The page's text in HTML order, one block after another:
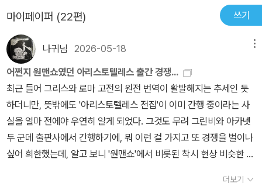
를 소개한다. 하이데거와 헤겔, 칸트를 비롯해서 마르크스, 사르트르,
니체에 이르기까지 주로 현대 철학자들이 직접 등장하는 형식을 취하
고 있다. 철학교실에는 고등학생과 직장인, 주부까지 모여 수업을 듣
는다. 이 책에 등장하는 철학자들은 자신의 핵심적인 철학 사상을 알
기 쉽고 간략하게 설명해준다. 대화 형식으로 이루어져서 이해하기
쉽고 요점 정리까지 해 주는 것이 이 책의 특징이다. 어려운 철학 개념
과 용어를 완전히 이해하지 못해도 인간과 삶에 대한 다양한 철학자
들의 관점을 파악할 수 있는 책이다. 2009년 용산 참사를 바라보는
여러 개의 시선이 존재한다. 철거민의 입장, 경찰의 입장, 국민의 입
장, 정부의 입장이 서로 다르다. 그 죽음에 대한 원인도 책임도 제각각
스스로 영혼을 돌본 자는 불멸의 영애를 가질만한 자격이 있기 때문
이다. 그것은 '명성'이라기 보다는 스스로의 목숨을 던져서라도 '진
리'를 지키고자 했던 그 '의지'의 위대함이 영원하기 때문이다. 아무리
'진리에의 의지'가 사소해진 오늘날이라 하더라도 그 의지가 위대하다
는 것은 틀림 없다. 접힌 부분 펼치기 ▼ 《에우티프론, 소크라테스의
변론, 크리톤, 파이돈》플라톤 지음, 박종현 옮김, 서광사, 2003
플
라톤 (Platon, BC.427-347) : 고대 그리스의 철학자. 객관적 관념
론의 창시자, 소크라테스의 제자. 귀족 출신. 40세경 아테네 교외의
아카데미아에 학교를 열어 교육에 임하였으며, 또한 많은 저작(30권
이 넘는 대화편)을 썼다. 그의 철학은 피타고라스, 파르메니데스, 헤
라클레이토스 등의 영향을 받았으며, 그 당시의 유물론자 데모크리토
데, 플라톤의 사상이 완전히 무르익기 전에 쓰여진 것들이라서 소크
라테스의 사상이 많이 담겨 있다고 여겨진다. 이 책의 에우티프론, 소
크라테스의 변론, 크리톤이 이에 해당하며 특히 에우티프론은 소크라
테스가 진리를 찾기 위해 사용한 문답법(논박과 산파술)이 잘 드러나
서 더욱 소크라테스적인 대화편이다. 반면 파이돈은 플라톤이 40세
부터 60세까지 쓴 중기 대화편에 속하는 것으로 플라톤이 40세 무
렵 남부 이탈리아에 다녀오면서 영향을 받은 피타고라스 학파의 사상
도 반영되어 있으며, 더구나 플라톤의 이데아 이론의 원형이 담겨 있
으니 이 책의 다른 세 대화편과 달리 소크라테스의 영향에서 상당히
마이페이퍼 (22편) 쓰기
나귀님 2026-05-18
어쩐지 원맨쇼였던 아리스토텔레스 출간 경쟁...
최근 들어 그리스와 로마 고전의 원전 번역이 활발해지는 추세인 듯
하더니만, 뜻밖에도 '아리스토텔레스 전집'이 이미 간행 중이라는 사
실을 얼마 전에야 우연히 알게 되었다. 그것도 무려 그린비와 아카넷
두 군데 출판사에서 간행하기에, 뭐 이런 걸 가지고 또 경쟁을 벌이나
싶어 희한했는데, 알고 보니 '원맨쇼'에서 비롯된 착시 현상 비슷한 상
더보기